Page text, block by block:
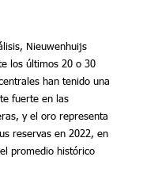
Nieuwenhuijs
los últimos 20 o 30
han tenido una
fuerte en las
y el oro representa
reservas en 2022, en
promedio histórico